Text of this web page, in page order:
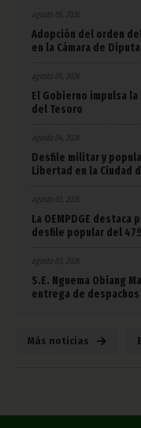
Adopción del orden
en la Cámara de
El Gobierno impulsa
del Tesoro
agosto 04, 2026
Desfile militar y
Libertad en la Ciudad
La OEMPDGE
desfile popular del
S.E. Nguema Obiang
entrega de despachos
Más noticias